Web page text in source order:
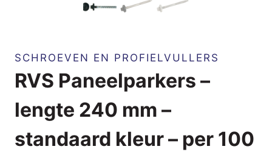
SCHROEVEN EN PROFIELVULLERS
RVS Paneelparkers –
lengte 240 mm –
standaard kleur – per 100